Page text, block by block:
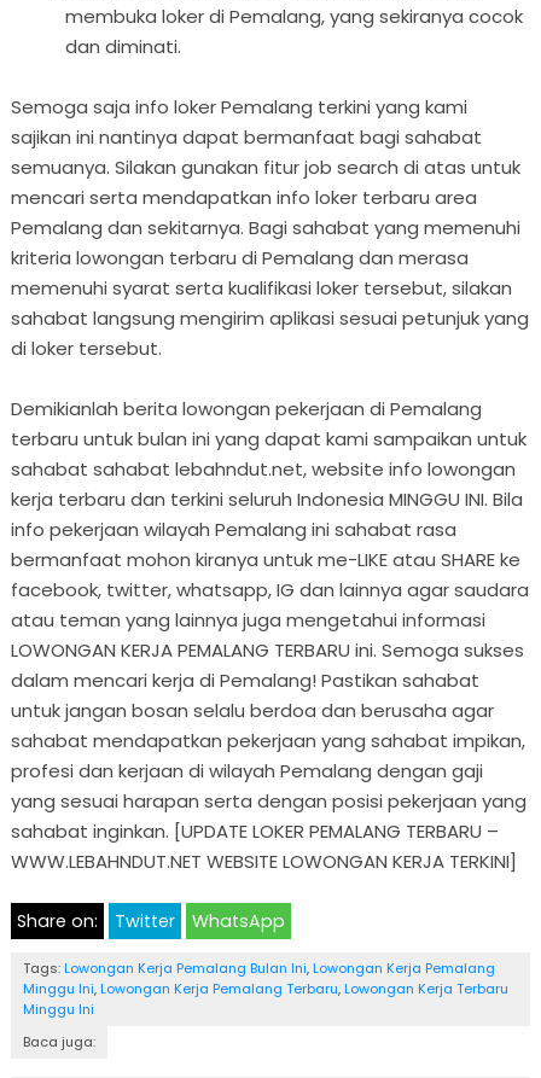
membuka loker di Pemalang, yang sekiranya cocok
dan diminati.
Semoga saja info loker Pemalang terkini yang kami
sajikan ini nantinya dapat bermanfaat bagi sahabat
semuanya. Silakan gunakan fitur job search di atas untuk
mencari serta mendapatkan info loker terbaru area
Pemalang dan sekitarnya. Bagi sahabat yang memenuhi
kriteria lowongan terbaru di Pemalang dan merasa
memenuhi syarat serta kualifikasi loker tersebut, silakan
sahabat langsung mengirim aplikasi sesuai petunjuk yang
di loker tersebut.
Demikianlah berita lowongan pekerjaan di Pemalang
terbaru untuk bulan ini yang dapat kami sampaikan untuk
sahabat sahabat lebahndut.net, website info lowongan
kerja terbaru dan terkini seluruh Indonesia MINGGU INI. Bila
info pekerjaan wilayah Pemalang ini sahabat rasa
bermanfaat mohon kiranya untuk me-LIKE atau SHARE ke
facebook, twitter, whatsapp, IG dan lainnya agar saudara
atau teman yang lainnya juga mengetahui informasi
LOWONGAN KERJA PEMALANG TERBARU ini. Semoga sukses
dalam mencari kerja di Pemalang! Pastikan sahabat
untuk jangan bosan selalu berdoa dan berusaha agar
sahabat mendapatkan pekerjaan yang sahabat impikan,
profesi dan kerjaan di wilayah Pemalang dengan gaji
yang sesuai harapan serta dengan posisi pekerjaan yang
sahabat inginkan. [UPDATE LOKER PEMALANG TERBARU –
WWW.LEBAHNDUT.NET WEBSITE LOWONGAN KERJA TERKINI]
Share on: Twitter WhatsApp
Tags: Lowongan Kerja Pemalang Bulan Ini, Lowongan Kerja Pemalang
Minggu Ini, Lowongan Kerja Pemalang Terbaru, Lowongan Kerja Terbaru
Minggu Ini
Baca juga: